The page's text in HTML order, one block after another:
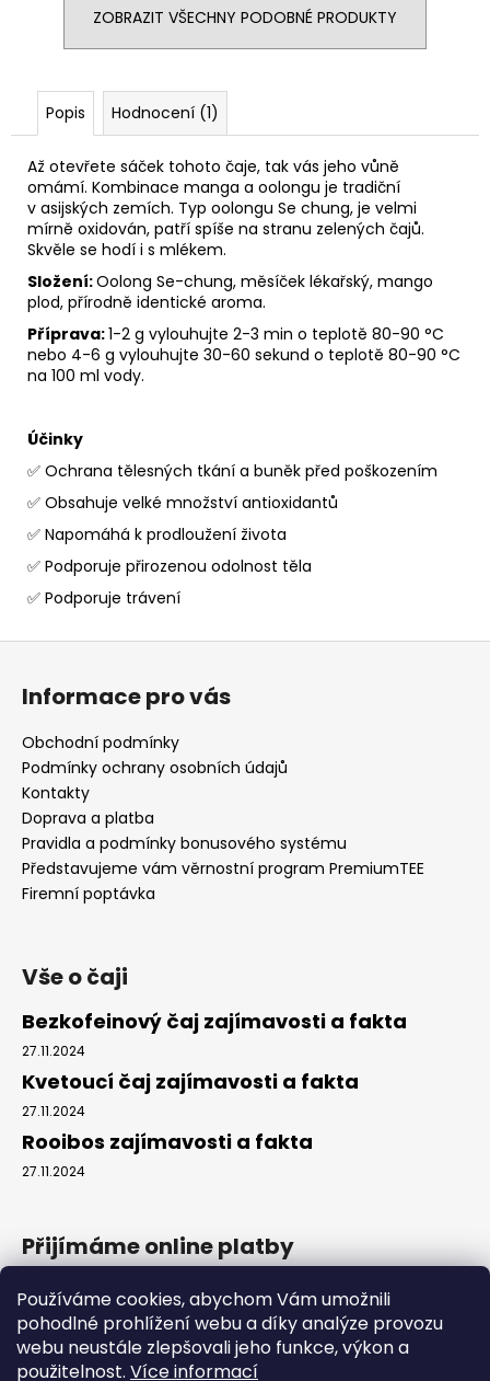
Používáme cookies, abychom Vám umožnili
pohodlné prohlížení webu a díky analýze provozu
webu neustále zlepšovali jeho funkce, výkon a
použitelnost. Více informací
ZOBRAZIT VŠECHNY PODOBNÉ PRODUKTY
Popis Hodnocení (1)
Až otevřete sáček tohoto čaje, tak vás jeho vůně
omámí. Kombinace manga a oolongu je tradiční
v asijských zemích. Typ oolongu Se chung, je velmi
mírně oxidován, patří spíše na stranu zelených čajů.
Skvěle se hodí i s mlékem.
Složení:Oolong Se-chung, měsíček lékařský, mango
plod, přírodně identické aroma.
Příprava:1-2 g vylouhujte 2-3 min o teplotě 80-90 °C
nebo 4-6 g vylouhujte 30-60 sekund o teplotě 80-90 °C
na 100 ml vody.
Účinky
✅ Ochrana tělesných tkání a buněk před poškozením
✅ Obsahuje velké množství antioxidantů
✅ Napomáhá k prodloužení života
✅ Podporuje přirozenou odolnost těla
✅ Podporuje trávení
Z
Informace pro vás
Obchodní podmínky
Podmínky ochrany osobních údajů
Kontakty
Doprava a platba
Pravidla a podmínky bonusového systému
Představujeme vám věrnostní program PremiumTEE
Firemní poptávka
Vše o čaji
Bezkofeinový čaj zajímavosti a fakta
27.11.2024
Kvetoucí čaj zajímavosti a fakta
27.11.2024
Rooibos zajímavosti a fakta
27.11.2024
Přijímáme online platby